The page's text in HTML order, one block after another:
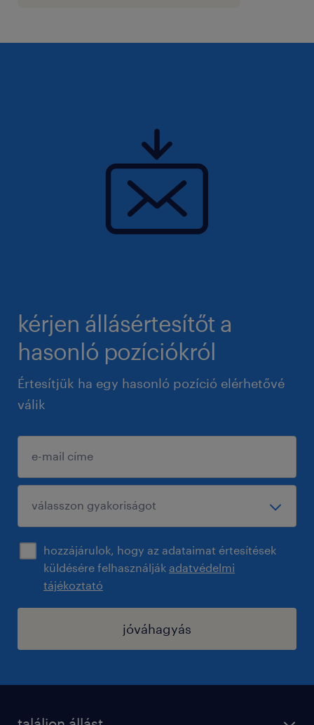
kérjen állásértesítőt a
hasonló pozíciókról
Értesítjük ha egy hasonló pozíció elérhetővé
válik
hozzájárulok, hogy az adataimat értesítések
küldésére felhasználják adatvédelmi
tájékoztató
jóváhagyás